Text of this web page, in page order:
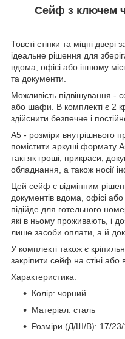
Сейф з ключем
Товсті стінки та міцні
ідеальне рішення для
вдома, офісі або іншому
та документи.
Можливість підвішування -
або шафи. В комплекті є 2
здійснити безпечне і
A5 - розміри внутрішнього
помістити аркуші формату А5
такі як гроші, прикраси,
обладнання, а також носії
Цей сейф є відмінним
документів вдома, офісі
підійде для готельного
які в ньому проживають, і
лише засоби оплати, а й
У комплекті також є
закріпити сейф на стіні
Характеристика:
Колір: чорний
Матеріал: сталь
Розміри (Д/Ш/В): 17/